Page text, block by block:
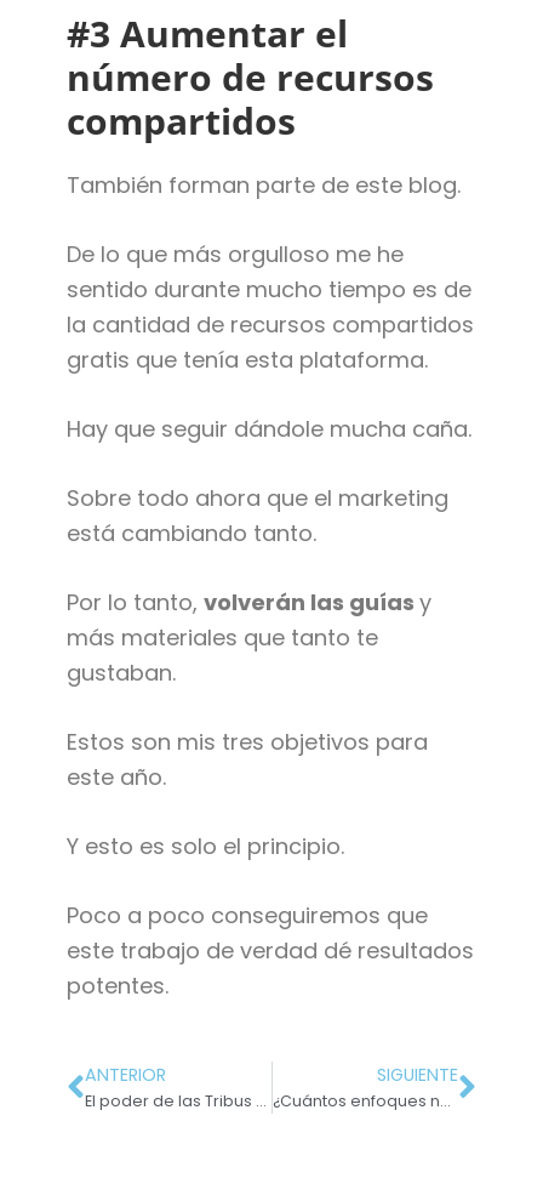
#3 Aumentar el
número de recursos
compartidos
También forman parte de este blog.
De lo que más orgulloso me he
sentido durante mucho tiempo es de
la cantidad de recursos compartidos
gratis que tenía esta plataforma.
Hay que seguir dándole mucha caña.
Sobre todo ahora que el marketing
está cambiando tanto.
Por lo tanto, volverán las guías y
más materiales que tanto te
gustaban.
Estos son mis tres objetivos para
este año.
Y esto es solo el principio.
Poco a poco conseguiremos que
este trabajo de verdad dé resultados
potentes.
ANTERIOR
El poder de las Tribus de Seth Godin (Versión F1)
SIGUIENTE
¿Cuántos enfoques necesitas por cada anuncio?